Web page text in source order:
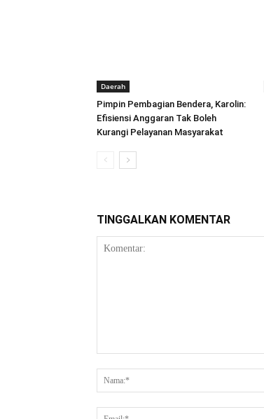
Daerah
Pimpin Pembagian Bendera, Karolin:
Efisiensi Anggaran Tak Boleh
Kurangi Pelayanan Masyarakat
TINGGALKAN KOMENTAR